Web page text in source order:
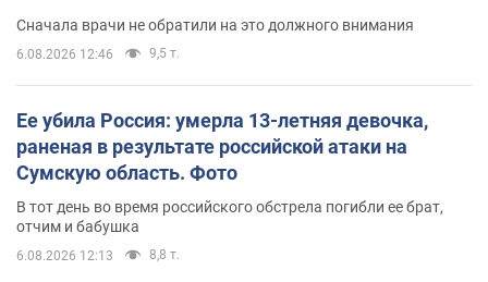
Сначала врачи не обратили на это должного внимания
6.08.2026 12:46 9,5 т.
Ее убила Россия: умерла 13-летняя девочка,
раненая в результате российской атаки на
Сумскую область. Фото
В тот день во время российского обстрела погибли ее брат,
отчим и бабушка
6.08.2026 12:13 8,8 т.